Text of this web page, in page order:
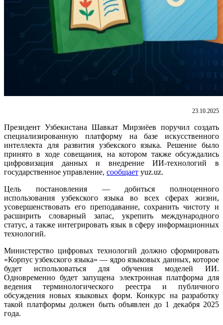
23.10.2025
Президент Узбекистана Шавкат Мирзиёев поручил создать
специализированную платформу на базе искусственного
интеллекта для развития узбекского языка. Решение было
принято в ходе совещания, на котором также обсуждались
цифровизация данных и внедрение ИИ-технологий в
государственное управление, сообщает yuz.uz.
Цель постановления — добиться полноценного
использования узбекского языка во всех сферах жизни,
усовершенствовать его преподавание, сохранить чистоту и
расширить словарный запас, укрепить международного
статус, а также интегрировать язык в сферу информационных
технологий.
Министерство цифровых технологий должно сформировать
«Корпус узбекского языка» — ядро языковых данных, которое
будет использоваться для обучения моделей ИИ.
Одновременно будет запущена электронная платформа для
ведения терминологического реестра и публичного
обсуждения новых языковых форм. Конкурс на разработку
такой платформы должен быть объявлен до 1 декабря 2025
года.